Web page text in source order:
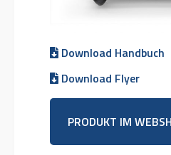
Download Handbuch
Download Flyer
PRODUKT IM